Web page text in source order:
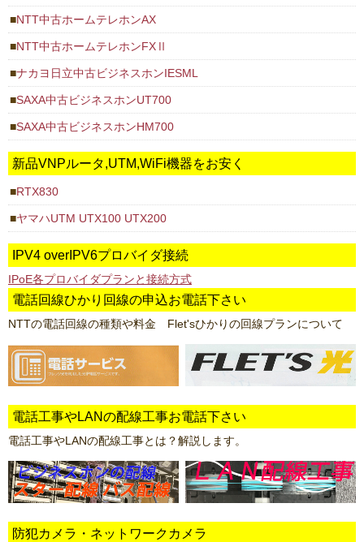
NTT中古ホームテレホンAX
NTT中古ホームテレホンFXⅡ
ナカヨ日立中古ビジネスホンIESML
SAXA中古ビジネスホンUT700
SAXA中古ビジネスホンHM700
新品VNPルータ,UTM,WiFi機器をお安く
RTX830
ヤマハUTM UTX100 UTX200
IPV4 overIPV6プロバイダ接続
IPoE各プロバイダプランと接続方式
電話回線ひかり回線の申込お電話下さい
NTTの電話回線の種類や料金 Flet'sひかりの回線プランについて
電話工事やLANの配線工事お電話下さい
電話工事やLANの配線工事とは？解説します。
防犯カメラ・ネットワークカメラ